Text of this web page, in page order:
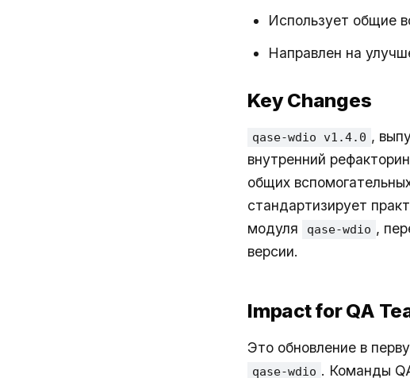
Использует общие
Направлен на
Key Changes
qase-wdio v1.4.0 ,
внутренний
общих
стандартизирует
модуля
qase-wdio ,
версии.
Impact for QA
Это обновление в
qase-wdio . Команды